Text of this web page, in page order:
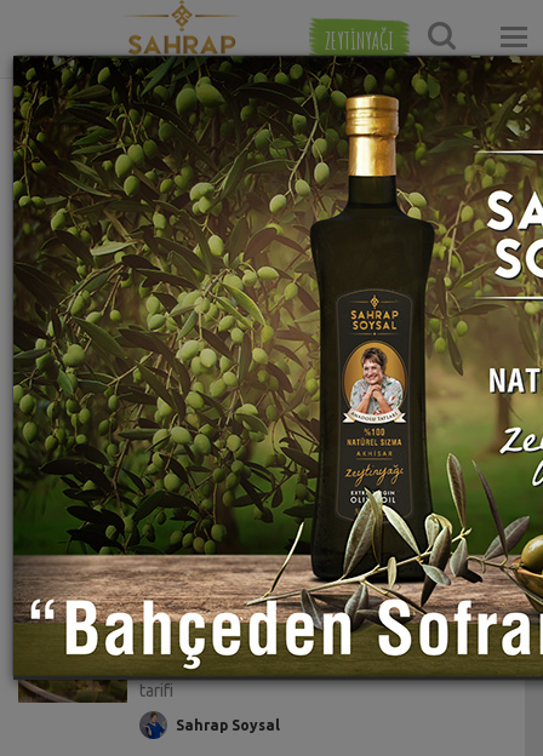
ZEYTİNYAĞI
Ana Sayfa Baklagil Yemekleri Tarifleri
Taze Bakla Kavurması Tarifi
(1)
Yoğurt ve dereotlu harika bir bakla kavurması
tarifi
Sahrap Soysal